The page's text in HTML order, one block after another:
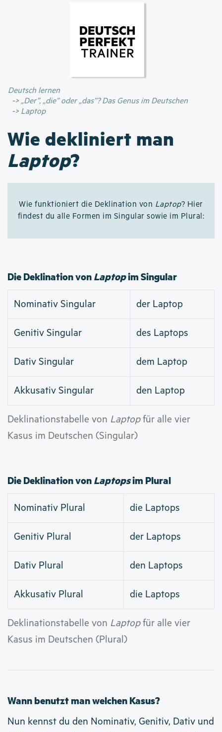
Inhalt
Deutsch lernen
„Der”, „die” oder „das”? Das Genus im Deutschen
Laptop
Wie dekliniert man
Laptop?
Wie funktioniert die Deklination von Laptop? Hier
findest du alle Formen im Singular sowie im Plural:
Die Deklination vonLaptopim Singular
Deklinationstabelle von Laptopfür alle vier
Kasus im Deutschen (Singular)
Nominativ Singular der Laptop
Genitiv Singular des Laptops
Dativ Singular dem Laptop
Akkusativ Singular den Laptop
Die Deklination vonLaptopsim Plural
Deklinationstabelle von Laptopfür alle vier
Kasus im Deutschen (Plural)
Nominativ Plural die Laptops
Genitiv Plural der Laptops
Dativ Plural den Laptops
Akkusativ Plural die Laptops
Wann benutzt man welchen Kasus?
Nun kennst du den Nominativ, Genitiv, Dativ und